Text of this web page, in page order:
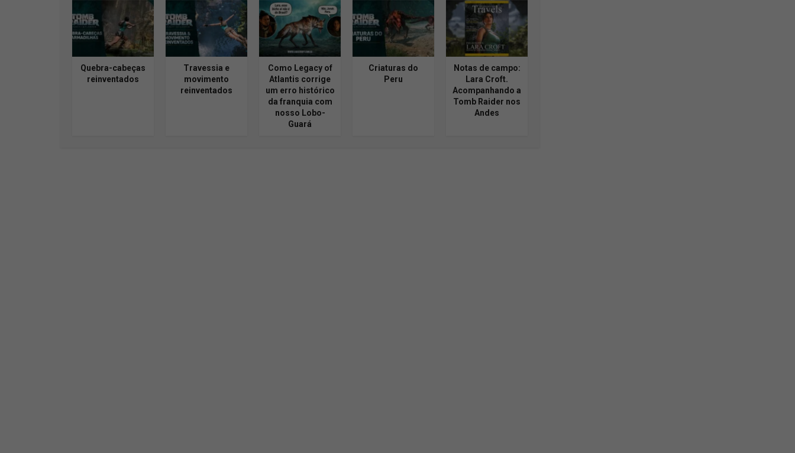
Quebra-cabeças
reinventados
Travessia e
movimento
reinventados
Como Legacy of
Atlantis corrige
um erro histórico
da franquia com
nosso Lobo-
Guará
Criaturas do
Peru
Notas de campo:
Lara Croft.
Acompanhando a
Tomb Raider nos
Andes